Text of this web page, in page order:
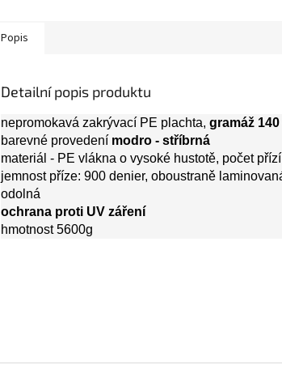
Popis
Detailní popis produktu
nepromokavá zakrývací PE plachta, gramáž 140
barevné provedení modro - stříbrná
materiál - PE vlákna o vysoké hustotě, počet
jemnost příze: 900 denier, oboustraně
odolná
ochrana proti UV záření
hmotnost 5600g